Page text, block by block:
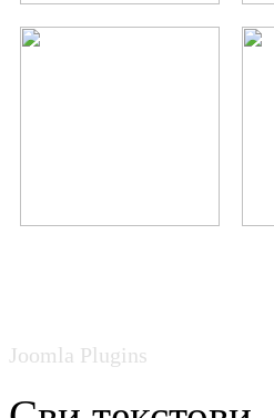
Joomla Plugins